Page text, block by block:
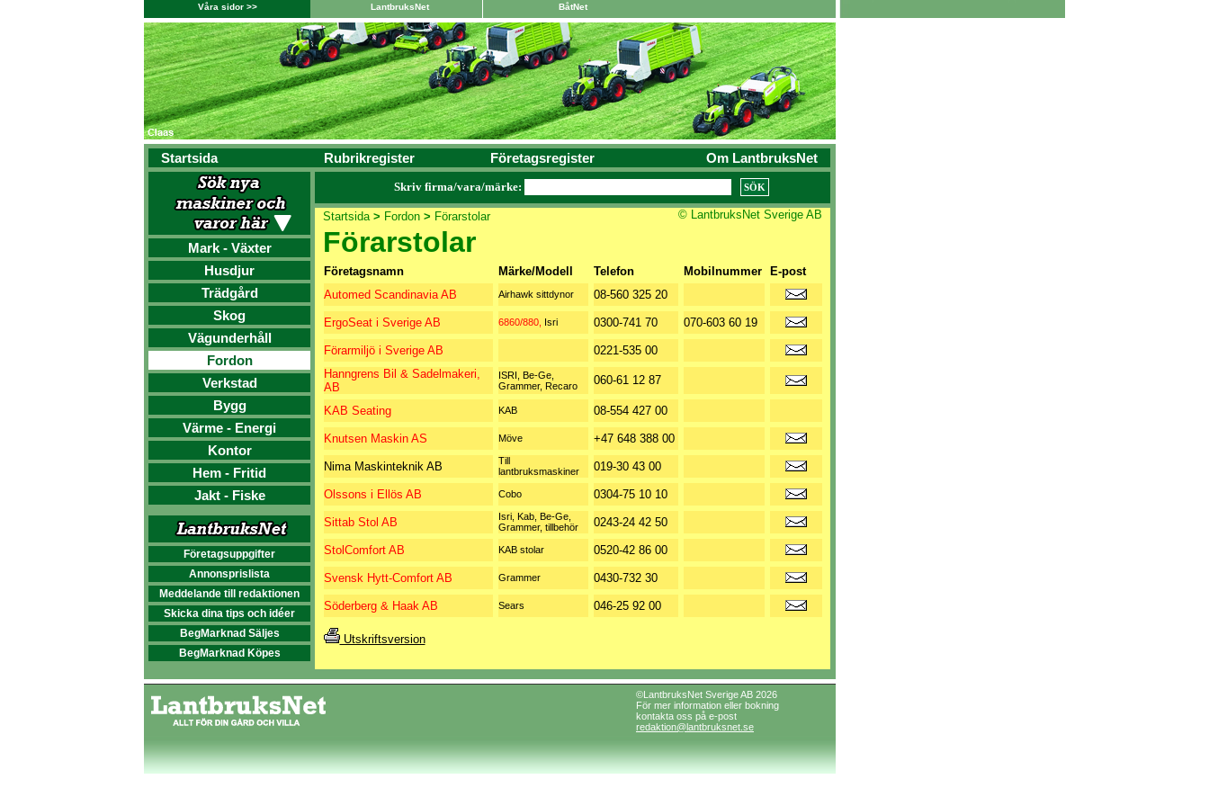
Våra sidor >> LantbruksNet BåtNet
Startsida Rubrikregister Företagsregister Om LantbruksNet
Mark - Växter
Husdjur
Trädgård
Skog
Vägunderhåll
Fordon
Verkstad
Bygg
Värme - Energi
Kontor
Hem - Fritid
Jakt - Fiske
Företagsuppgifter
Annonsprislista
Meddelande till redaktionen
Skicka dina tips och idéer
BegMarknad Säljes
BegMarknad Köpes
Skriv firma/vara/märke:
Startsida> Fordon > Förarstolar © LantbruksNet Sverige AB
Förarstolar
Företagsnamn Märke/Modell Telefon Mobilnummer
E-post
Automed Scandinavia AB
Airhawk sittdynor 08-560 325 20
ErgoSeat i Sverige AB 6860/880, Isri 0300-741 70 070-603 60 19
Förarmiljö i Sverige AB
0221-535 00
Hanngrens Bil & Sadelmakeri,
AB
ISRI, Be-Ge,
Grammer, Recaro
060-61 12 87
KAB Seating KAB 08-554 427 00
Knutsen Maskin AS Möve +47 648 388 00
Nima Maskinteknik AB
Till
lantbruksmaskiner
019-30 43 00
Olssons i Ellös AB Cobo 0304-75 10 10
Sittab Stol AB
Isri, Kab, Be-Ge,
Grammer, tillbehör
0243-24 42 50
StolComfort AB KAB stolar 0520-42 86 00
Svensk Hytt-Comfort AB Grammer 0430-732 30
Söderberg & Haak AB Sears 046-25 92 00
Utskriftsversion
©LantbruksNet Sverige AB 2026
För mer information eller bokning
kontakta oss på e-post
redaktion@lantbruksnet.se